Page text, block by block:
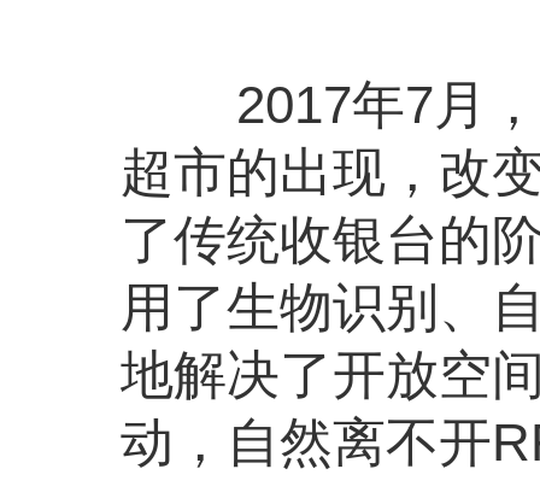
2017年7月
超市的出现，改
了传统收银台的
用了生物识别、
地解决了开放空
动，自然离不开